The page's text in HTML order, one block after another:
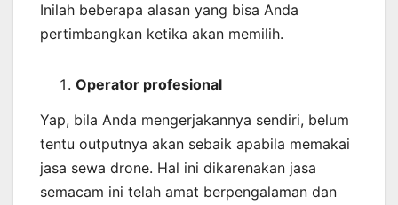
Inilah beberapa alasan yang bisa Anda
pertimbangkan ketika akan memilih.
Operator profesional
Yap, bila Anda mengerjakannya sendiri, belum
tentu outputnya akan sebaik apabila memakai
jasa sewa drone. Hal ini dikarenakan jasa
semacam ini telah amat berpengalaman dan